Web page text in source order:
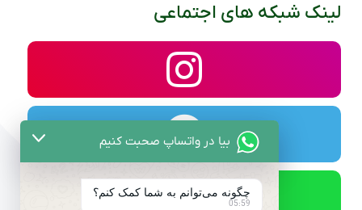
لینک شبکه های اجتماعی
بیا در واتساپ صحبت کنیم
چگونه می‌توانم به شما کمک کنم؟
05:59